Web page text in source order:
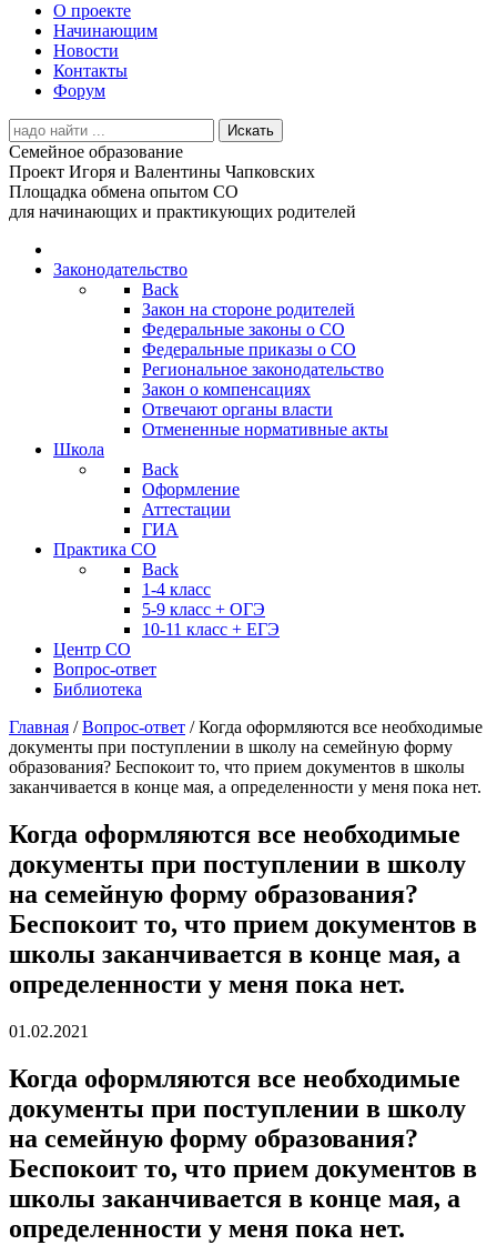
О проекте
Начинающим
Новости
Контакты
Форум
Search
for:
Семейное образование
Проект Игоря и Валентины Чапковских
Площадка обмена опытом СО
для начинающих и практикующих родителей
Законодательство
Back
Закон на стороне родителей
Федеральные законы о СО
Федеральные приказы о СО
Региональное законодательство
Закон о компенсациях
Отвечают органы власти
Отмененные нормативные акты
Школа
Back
Оформление
Аттестации
ГИА
Практика СО
Back
1-4 класс
5-9 класс + ОГЭ
10-11 класс + ЕГЭ
Центр СО
Вопрос-ответ
Библиотека
Главная /Вопрос-ответ /Когда оформляются все необходимые
документы при поступлении в школу на семейную форму
образования? Беспокоит то, что прием документов в школы
заканчивается в конце мая, а определенности у меня пока нет.
Когда оформляются все необходимые
документы при поступлении в школу
на семейную форму образования?
Беспокоит то, что прием документов в
школы заканчивается в конце мая, а
определенности у меня пока нет.
01.02.2021
Когда оформляются все необходимые
документы при поступлении в школу
на семейную форму образования?
Беспокоит то, что прием документов в
школы заканчивается в конце мая, а
определенности у меня пока нет.